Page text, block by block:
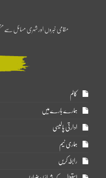
مقامی خبروں اور شہری مسائل سے
کالم
ہمارے بارے میں
ادارتی پالیسی
ہماری ٹیم
رابطہ کریں